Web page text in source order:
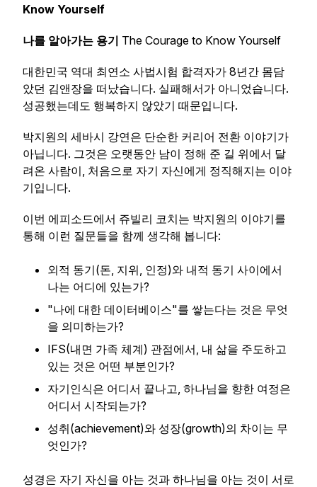
Know Yourself
나를 알아가는 용기 The Courage to Know Yourself
대한민국 역대 최연소 사법시험 합격자가 8년간 몸담
았던 김앤장을 떠났습니다. 실패해서가 아니었습니다.
성공했는데도 행복하지 않았기 때문입니다.
박지원의 세바시 강연은 단순한 커리어 전환 이야기가
아닙니다. 그것은 오랫동안 남이 정해 준 길 위에서 달
려온 사람이, 처음으로 자기 자신에게 정직해지는 이야
기입니다.
이번 에피소드에서 쥬빌리 코치는 박지원의 이야기를
통해 이런 질문들을 함께 생각해 봅니다:
외적 동기(돈, 지위, 인정)와 내적 동기 사이에서
나는 어디에 있는가?
"나에 대한 데이터베이스"를 쌓는다는 것은 무엇
을 의미하는가?
IFS(내면 가족 체계) 관점에서, 내 삶을 주도하고
있는 것은 어떤 부분인가?
자기인식은 어디서 끝나고, 하나님을 향한 여정은
어디서 시작되는가?
성취(achievement)와 성장(growth)의 차이는 무
엇인가?
성경은 자기 자신을 아는 것과 하나님을 아는 것이 서로